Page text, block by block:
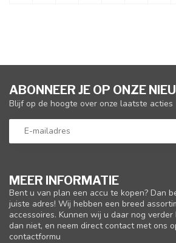
MEER INFORMATIE
Bent u van plan een accu te kopen? Dan
juiste adres! Wij hebben een breed
accessoires. Kunnen wij u daar nog verder
dan niet, en neem direct contact met ons
contactformu
ABONNEER JE OP ONZE
Blijf op de hoogte over onze laatste acties